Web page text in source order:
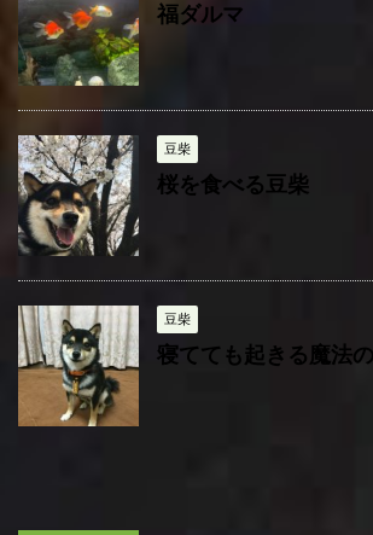
福ダルマ
豆柴
桜を食べる豆柴
豆柴
寝てても起きる魔法